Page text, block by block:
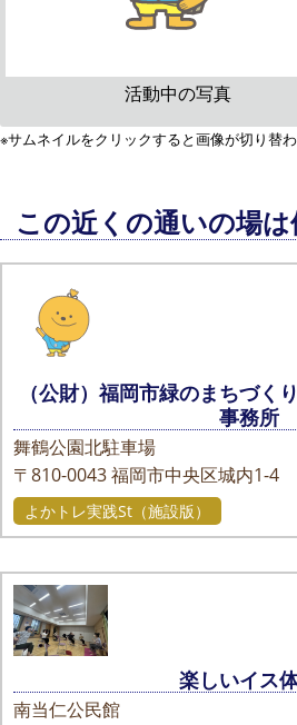
活動中の写真
※サムネイルをクリックすると画像が切り替わ
この近くの通いの場
（公財）福岡市緑のまちづ
事務所
舞鶴公園北駐車場
〒810-0043福岡市中央区城内1-4
よかトレ実践St（施設版）
楽しいイス
南当仁公民館